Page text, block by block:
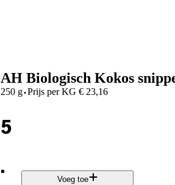
AH Biologisch Kokos
250 g·Prijs per KG € 23,16
5
.
Voeg toe